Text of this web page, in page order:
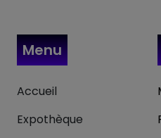
Menu
Accueil
Expothèque